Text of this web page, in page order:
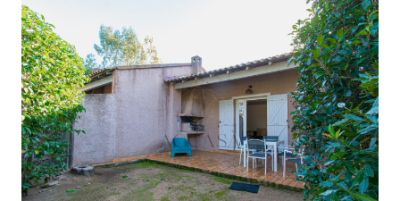
voir le bien